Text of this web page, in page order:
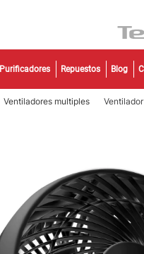
Purificadores Repuestos Blog
Ventiladores multiples